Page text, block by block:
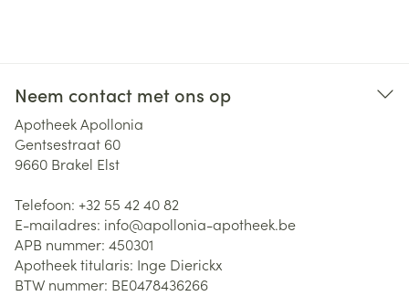
Neem contact met ons op
Apotheek Apollonia
Gentsestraat 60
9660 Brakel Elst
Telefoon: +32 55 42 40 82
E-mailadres: info@apollonia-apotheek.be
APB nummer: 450301
Apotheek titularis: Inge Dierickx
BTW nummer: BE0478436266